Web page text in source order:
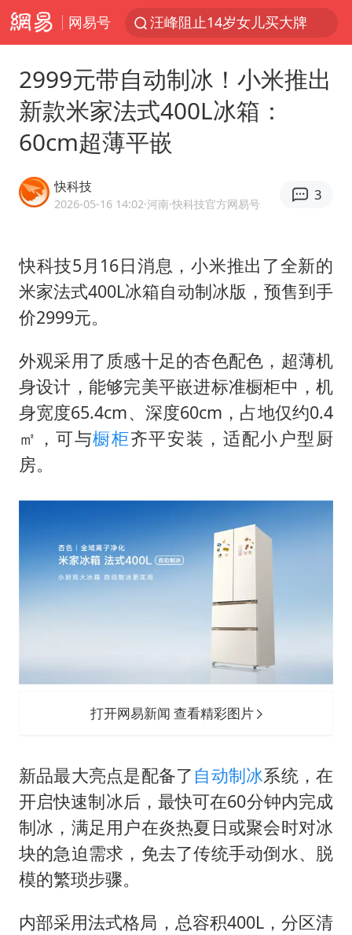
网易号
美国将对多晶硅衍生品加征15%关税
改名后的“青海拉面”店
四川宜宾市高县发生4.9级地震
男子杀人后逃进深山21年活得像野人
“中国蔬菜之乡”最高温达41.8℃
勒沃库森U17主帅盛赞赵松源
“不建议大家买深色蛋糕”
985博士后被曝在妻子孕期出轨后续
2999元带自动制冰！小米推出
新款米家法式400L冰箱：
60cm超薄平嵌
快科技
2026-05-16 14:02·河南·快科技官方网易号
3
快科技5月16日消息，小米推出了全新的
米家法式400L冰箱自动制冰版，预售到手
价2999元。
外观采用了质感十足的杏色配色，超薄机
身设计，能够完美平嵌进标准橱柜中，机
身宽度65.4cm、深度60cm，占地仅约0.4
㎡，可与橱柜齐平安装，适配小户型厨
房。
打开网易新闻 查看精彩图片
新品最大亮点是配备了 自动制冰系统，在
开启快速制冰后，最快可在60分钟内完成
制冰，满足用户在炎热夏日或聚会时对冰
块的急迫需求，免去了传统手动倒水、脱
模的繁琐步骤。
内部采用法式格局，总容积400L，分区清